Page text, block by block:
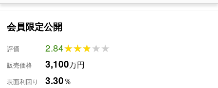
会員限定公開
評価 2.84★★★★★
★★★★★
販売価格 3,100万円
表面利回り 3.30％